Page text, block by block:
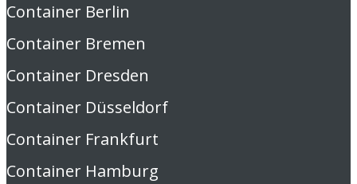
Container Berlin
Container Bremen
Container Dresden
Container Düsseldorf
Container Frankfurt
Container Hamburg